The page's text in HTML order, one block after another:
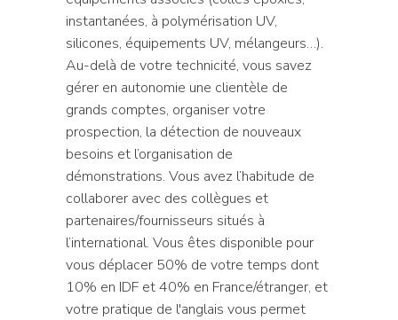
instantanées, à polymérisation UV,
silicones, équipements UV, mélangeurs…).
Au-delà de votre technicité, vous savez
gérer en autonomie une clientèle de
grands comptes, organiser votre
prospection, la détection de nouveaux
besoins et l’organisation de
démonstrations. Vous avez l’habitude de
collaborer avec des collègues et
partenaires/fournisseurs situés à
l’international. Vous êtes disponible pour
vous déplacer 50% de votre temps dont
10% en IDF et 40% en France/étranger, et
votre pratique de l'anglais vous permet